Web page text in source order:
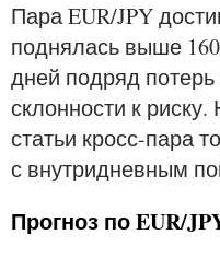
Пара EUR/JPY
поднялась выше
дней подряд
склонности к
статьи кросс-пара
с внутридневным
Прогноз по EUR/